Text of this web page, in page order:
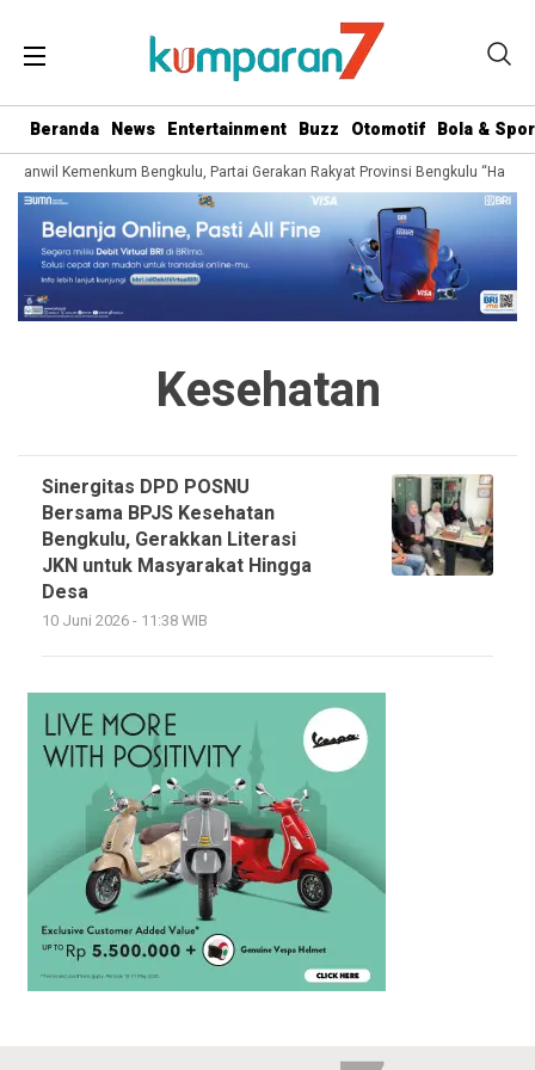
Beranda News Entertainment Buzz Otomotif Bola &
Kanwil Kemenkum Bengkulu, Partai Gerakan Rakyat Provinsi Bengkulu “Hadir
Kesehatan
Sinergitas DPD POSNU
Bersama BPJS Kesehatan
Bengkulu, Gerakkan Literasi
JKN untuk Masyarakat Hingga
Desa
10 Juni 2026 - 11:38 WIB